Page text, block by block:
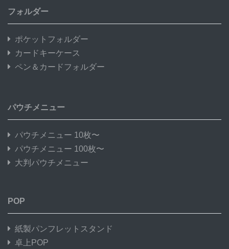
フォルダー
ポケットフォルダー
カードキーケース
ペン＆カードフォルダー
パウチメニュー
パウチメニュー 10枚〜
パウチメニュー 100枚〜
大判パウチメニュー
POP
紙製パンフレットスタンド
卓上POP